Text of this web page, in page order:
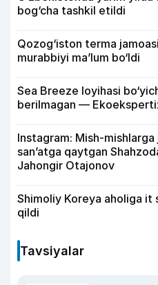
bog‘cha tashkil etildi
Qozog‘iston terma
murabbiyi ma’lum bo‘ldi
Sea Breeze loyihasi
berilmagan —
Instagram: Mish-
san’atga qaytgan
Jahongir Otajonov
Shimoliy Koreya aholiga it
qildi
Tavsiyalar